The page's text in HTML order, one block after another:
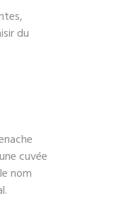
du
cuvée
nom